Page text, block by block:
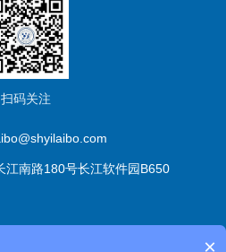
扫码关注
江南路180号长江软件园B650
×